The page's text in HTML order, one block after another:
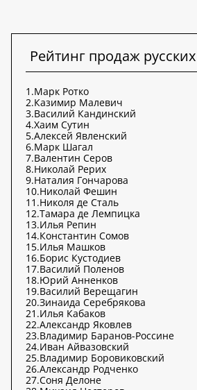
Рейтинг продаж
1.Марк Ротко
2.Казимир Малевич
3.Василий Кандинский
4.Хаим Сутин
5.Алексей Явленский
6.Марк Шагал
7.Валентин Серов
8.Николай Рерих
9.Наталия Гончарова
10.Николай Фешин
11.Николя де Сталь
12.Тамара де Лемпицка
13.Илья Репин
14.Константин Сомов
15.Илья Машков
16.Борис Кустодиев
17.Василий Поленов
18.Юрий Анненков
19.Василий Верещагин
20.Зинаида Серебрякова
21.Илья Кабаков
22.Александр Яковлев
23.Владимир Баранов-Россине
24.Иван Айвазовский
25.Владимир Боровиковский
26.Александр Родченко
27.Соня Делоне